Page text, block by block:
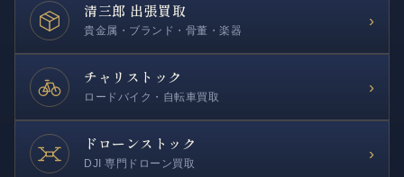
清三郎 出張買取
貴金属・ブランド・骨董・楽器
›
チャリストック
ロードバイク・自転車買取
›
ドローンストック
DJI 専門ドローン買取
›